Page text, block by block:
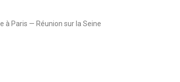
à Paris — Réunion sur la Seine